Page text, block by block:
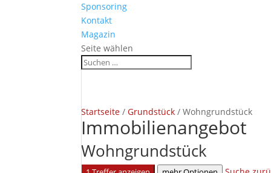
Sponsoring
Kontakt
Magazin
Seite wählen
Startseite /Grundstück /Wohngrundstück
Immobilien­angebot
Wohngrundstück